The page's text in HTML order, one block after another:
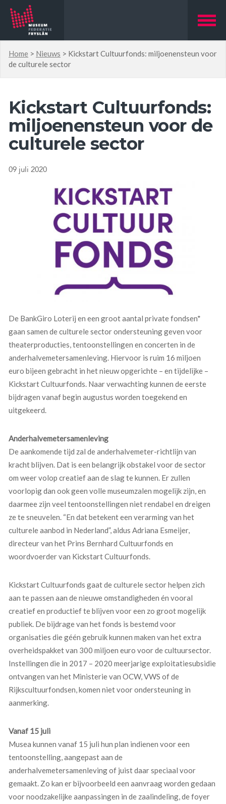
Home > Nieuws > Kickstart Cultuurfonds: miljoenensteun voor
de culturele sector
Kickstart Cultuurfonds:
miljoenensteun voor de
culturele sector
09 juli 2020
De BankGiro Loterij en een groot aantal private fondsen*
gaan samen de culturele sector ondersteuning geven voor
theaterproducties, tentoonstellingen en concerten in de
anderhalvemetersamenleving. Hiervoor is ruim 16 miljoen
euro bijeen gebracht in het nieuw opgerichte – en tijdelijke –
Kickstart Cultuurfonds. Naar verwachting kunnen de eerste
bijdragen vanaf begin augustus worden toegekend en
uitgekeerd.
Anderhalvemetersamenleving
De aankomende tijd zal de anderhalvemeter-richtlijn van
kracht blijven. Dat is een belangrijk obstakel voor de sector
om weer volop creatief aan de slag te kunnen. Er zullen
voorlopig dan ook geen volle museumzalen mogelijk zijn, en
daarmee zijn veel tentoonstellingen niet rendabel en dreigen
ze te sneuvelen. “En dat betekent een verarming van het
culturele aanbod in Nederland”, aldus Adriana Esmeijer,
directeur van het Prins Bernhard Cultuurfonds en
woordvoerder van Kickstart Cultuurfonds.
Kickstart Cultuurfonds gaat de culturele sector helpen zich
aan te passen aan de nieuwe omstandigheden én vooral
creatief en productief te blijven voor een zo groot mogelijk
publiek. De bijdrage van het fonds is bestemd voor
organisaties die géén gebruik kunnen maken van het extra
overheidspakket van 300 miljoen euro voor de cultuursector.
Instellingen die in 2017 – 2020 meerjarige exploitatiesubsidie
ontvangen van het Ministerie van OCW, VWS of de
Rijkscultuurfondsen, komen niet voor ondersteuning in
aanmerking.
Vanaf 15 juli
Musea kunnen vanaf 15 juli hun plan indienen voor een
tentoonstelling, aangepast aan de
anderhalvemetersamenleving of juist daar speciaal voor
gemaakt. Zo kan er bijvoorbeeld een aanvraag worden gedaan
voor noodzakelijke aanpassingen in de zaalindeling, de foyer